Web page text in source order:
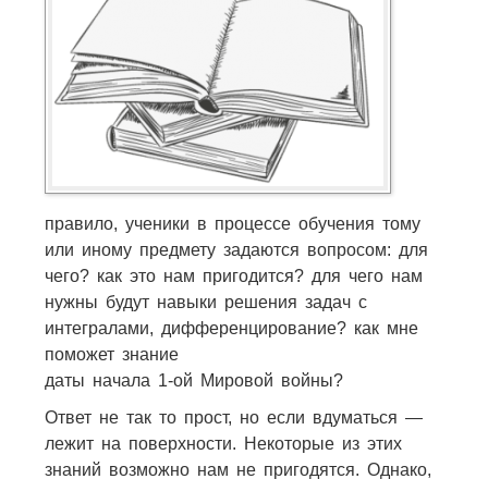
правило, ученики в процессе обучения тому
или иному предмету задаются вопросом: для
чего? как это нам пригодится? для чего нам
нужны будут навыки решения задач с
интегралами, дифференцирование? как мне
поможет знание
даты начала 1-ой Мировой войны?
Ответ не так то прост, но если вдуматься —
лежит на поверхности. Некоторые из этих
знаний возможно нам не пригодятся. Однако,